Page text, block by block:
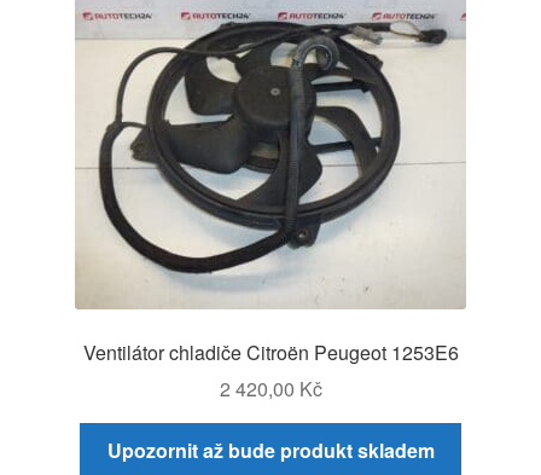
Ventilátor chladiče Citroën Peugeot 1253E6
2 420,00 Kč
Upozornit až bude produkt skladem